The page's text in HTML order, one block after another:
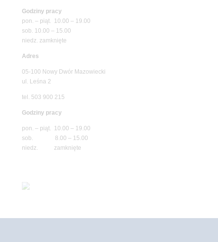
Godziny pracy
pon. – piąt. 10.00 – 19.00
sob. 10.00 – 15.00
niedz. zamknięte
Adres
05-100 Nowy Dwór Mazowiecki
ul. Leśna 2
tel. 503 900 215
Godziny pracy
pon. – piąt. 10.00 – 19.00
sob. 8.00 – 15.00
niedz. zamknięte